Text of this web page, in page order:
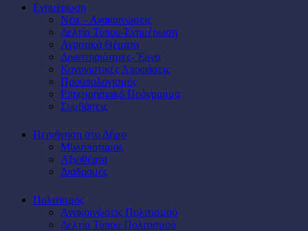
Ενημέρωση
Νέα – Ανακοινώσεις
Δελτία Τύπου-Ενημέρωση
Αγροτικά Θέματα
Δραστηριότητες- Έργα
Κανονιστικές Αποφάσεις
Προϋπολογισμός
Επιχειρησιακό Πρόγραμμα
Συμβάσεις
Περιήγηση στο Δήμο
Μυλοπόταμος
Αξιοθέατα
Διαδρομές
Πολιτισμός
Ανακοινώσεις Πολιτισμού
Δελτία Τύπου Πολιτισμού